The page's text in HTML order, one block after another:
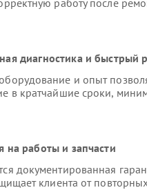
работу после
диагностика и быстрый
и опыт
в кратчайшие сроки,
на работы и запчасти
документированная
клиента от